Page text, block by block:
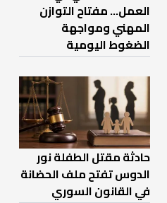
العمل… مفتاح التوازن
المهني ومواجهة
الضغوط اليومية
حادثة مقتل الطفلة نور
الدوس تفتح ملف الحضانة
في القانون السوري